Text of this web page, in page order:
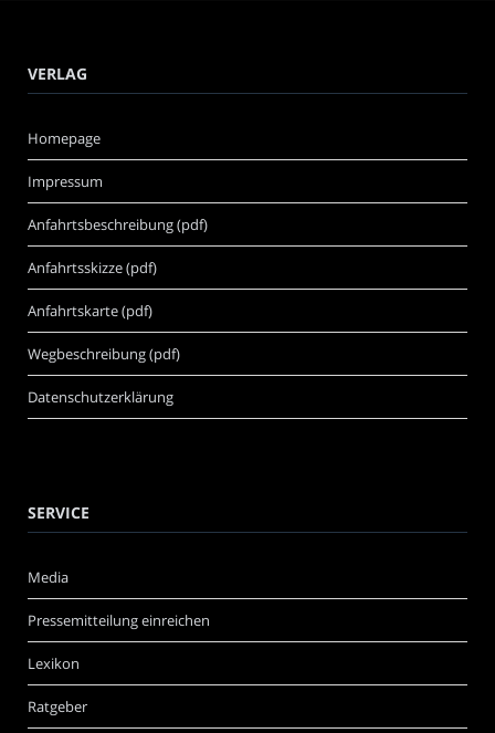
VERLAG
Homepage
Impressum
Anfahrtsbeschreibung (pdf)
Anfahrtsskizze (pdf)
Anfahrtskarte (pdf)
Wegbeschreibung (pdf)
Datenschutzerklärung
SERVICE
Media
Pressemitteilung einreichen
Lexikon
Ratgeber